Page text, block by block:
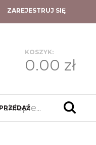
ZAREJESTRUJ SIĘ
KOSZYK:
0.00 zł